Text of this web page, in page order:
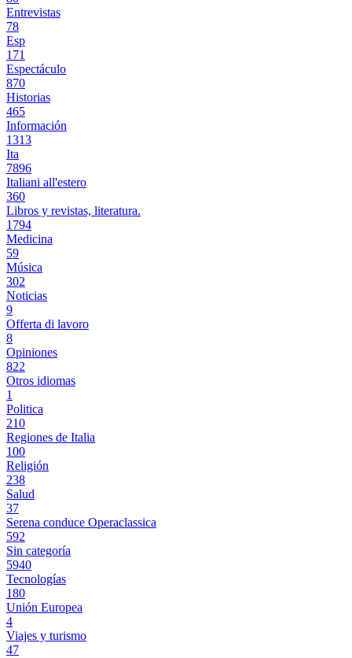
Entrevistas
78
Esp
171
Espectáculo
870
Historias
465
Información
1313
Ita
7896
Italiani all'estero
360
Libros y revistas, literatura.
1794
Medicina
59
Música
302
Noticias
9
Offerta di lavoro
8
Opiniones
822
Otros idiomas
1
Politica
210
Regiones de Italia
100
Religión
238
Salud
37
Serena conduce Operaclassica
592
Sin categoría
5940
Tecnologías
180
Unión Europea
4
Viajes y turismo
47